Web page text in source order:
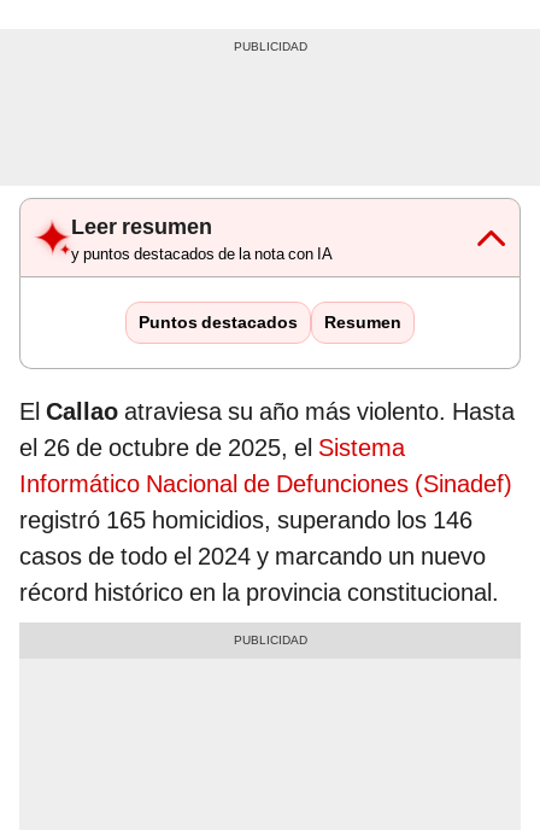
Leer resumen
y puntos destacados de la nota con IA
Puntos destacados Resumen
El Callao atraviesa su año más violento. Hasta
el 26 de octubre de 2025, el Sistema
Informático Nacional de Defunciones (Sinadef)
registró 165 homicidios, superando los 146
casos de todo el 2024 y marcando un nuevo
récord histórico en la provincia constitucional.